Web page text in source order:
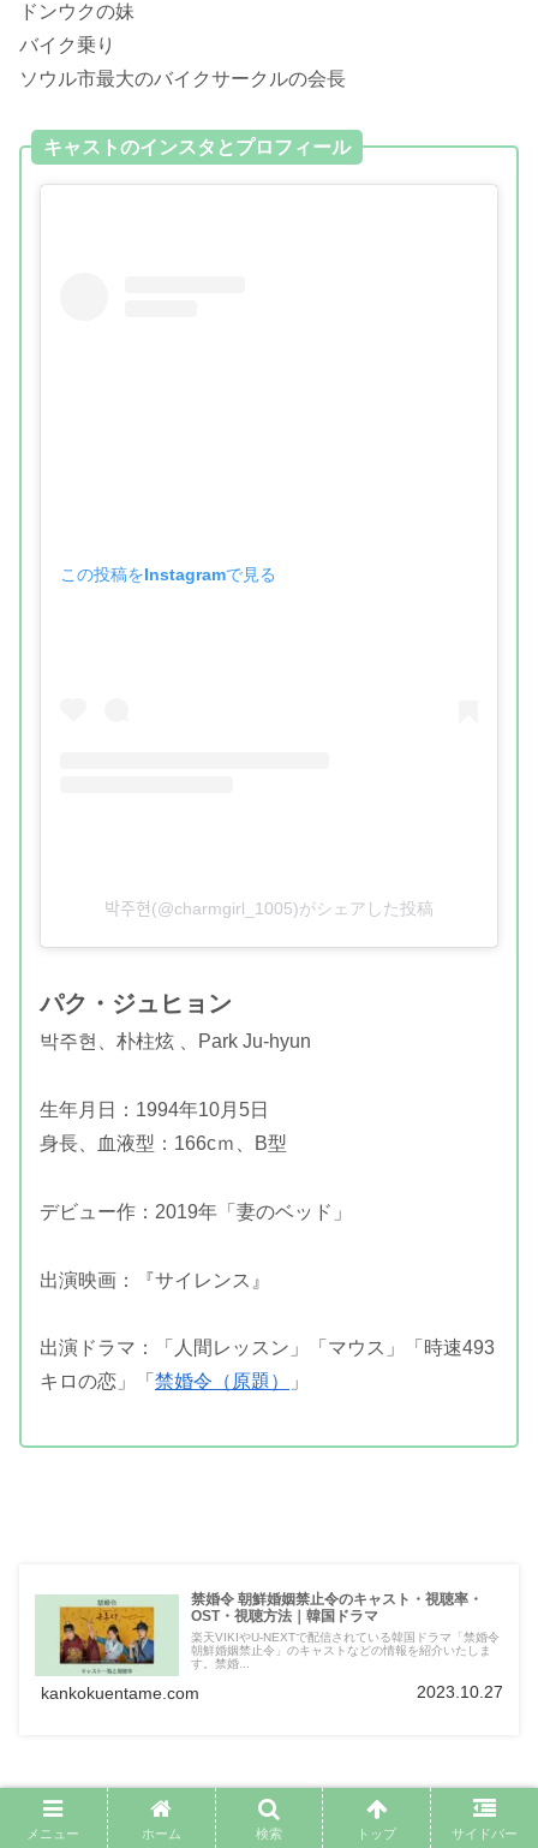
ドンウクの妹
バイク乗り
ソウル市最大のバイクサークルの会長
キャストのインスタとプロフィール
この投稿をInstagramで見る
박주현(@charmgirl_1005)がシェアした投稿
パク・ジュヒョン
박주현、朴柱炫 、Park Ju-hyun
生年月日：1994年10月5日
身長、血液型：166cｍ、B型
デビュー作：2019年「妻のベッド」
出演映画：『サイレンス』
出演ドラマ：「人間レッスン」「マウス」「時速493
キロの恋」「 禁婚令（原題） 」
禁婚令 朝鮮婚姻禁止令のキャスト・視聴率・
OST・視聴方法｜韓国ドラマ
楽天VIKIやU-NEXTで配信されている韓国ドラマ「禁婚令
朝鮮婚姻禁止令」のキャストなどの情報を紹介いたしま
す。禁婚...
kankokuentame.com 2023.10.27
メニュー ホーム 検索 トップ サイドバー